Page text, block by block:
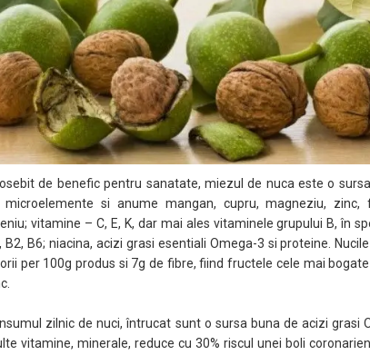
de benefic pentru sanatate, miezul de nuca este o
microelemente si anume mangan, cupru, magneziu, zinc,
vitamine – C, E, K, dar mai ales vitaminele grupului B, în
B2, B6; niacina, acizi grasi esentiali Omega-3 si proteine.
per 100g produs si 7g de fibre, fiind fructele cele mai
zilnic de nuci, întrucat sunt o sursa buna de acizi grasi
vitamine, minerale, reduce cu 30% riscul unei boli